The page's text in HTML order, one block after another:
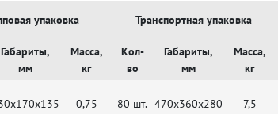
упаковка Транспортная упаковка
Габариты,
мм
Масса,
кг
Кол-
во
Габариты,
мм
Масса,
кг
0,75 80 шт. 470x360x280 7,5